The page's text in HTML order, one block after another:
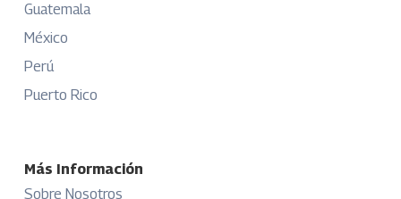
Guatemala
México
Perú
Puerto Rico
Más Información
Sobre Nosotros